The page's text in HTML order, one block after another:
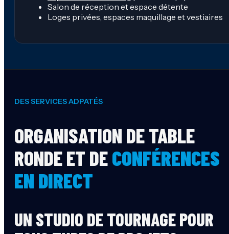
Salon de réception et espace détente
Loges privées, espaces maquillage et vestiaires
DES SERVICES ADPATÉS
ORGANISATION DE TABLE
RONDE ET DECONFÉRENCES
EN DIRECT
UN STUDIO DE TOURNAGE POUR